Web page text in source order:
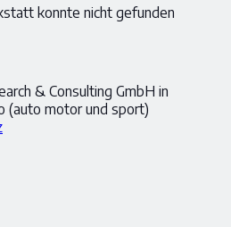
konnte nicht gefunden
& Consulting GmbH in
(auto motor und sport)